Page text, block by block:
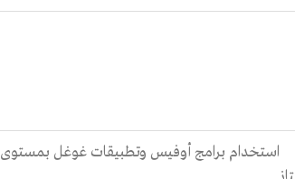
برامج أوفيس وتطبيقات غوغل بمستوى